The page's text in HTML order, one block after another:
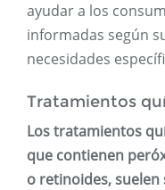
ayudar a los
informadas según
necesidades
Tratamientos
Los tratamientos
que contienen
o retinoides, suelen